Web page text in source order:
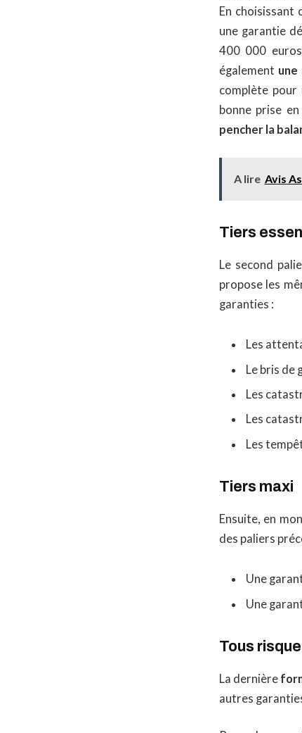
En choisissant
une garantie
400 000
également une
complète
bonne prise
pencher la
A lire Avis
Tiers
Le second
propose les
garanties :
Les
Le bris de
Les
Les
Les
Tiers maxi
Ensuite, en
des paliers
Une
Une
Tous
La dernière
autres